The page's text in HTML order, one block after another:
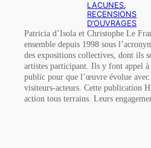
LACUNES
RECENSIONS
D’OUVRAGES
Patricia d’Isola et Christophe Le
ensemble depuis 1998 sous
des expositions collectives, dont ils
artistes participant. Ils y font appel
public pour que l’œuvre évolue
visiteurs-acteurs. Cette publication
action tous terrains. Leurs